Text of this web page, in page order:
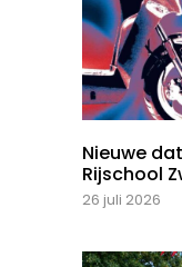
Nieuwe
Rijschool
26 juli 2026